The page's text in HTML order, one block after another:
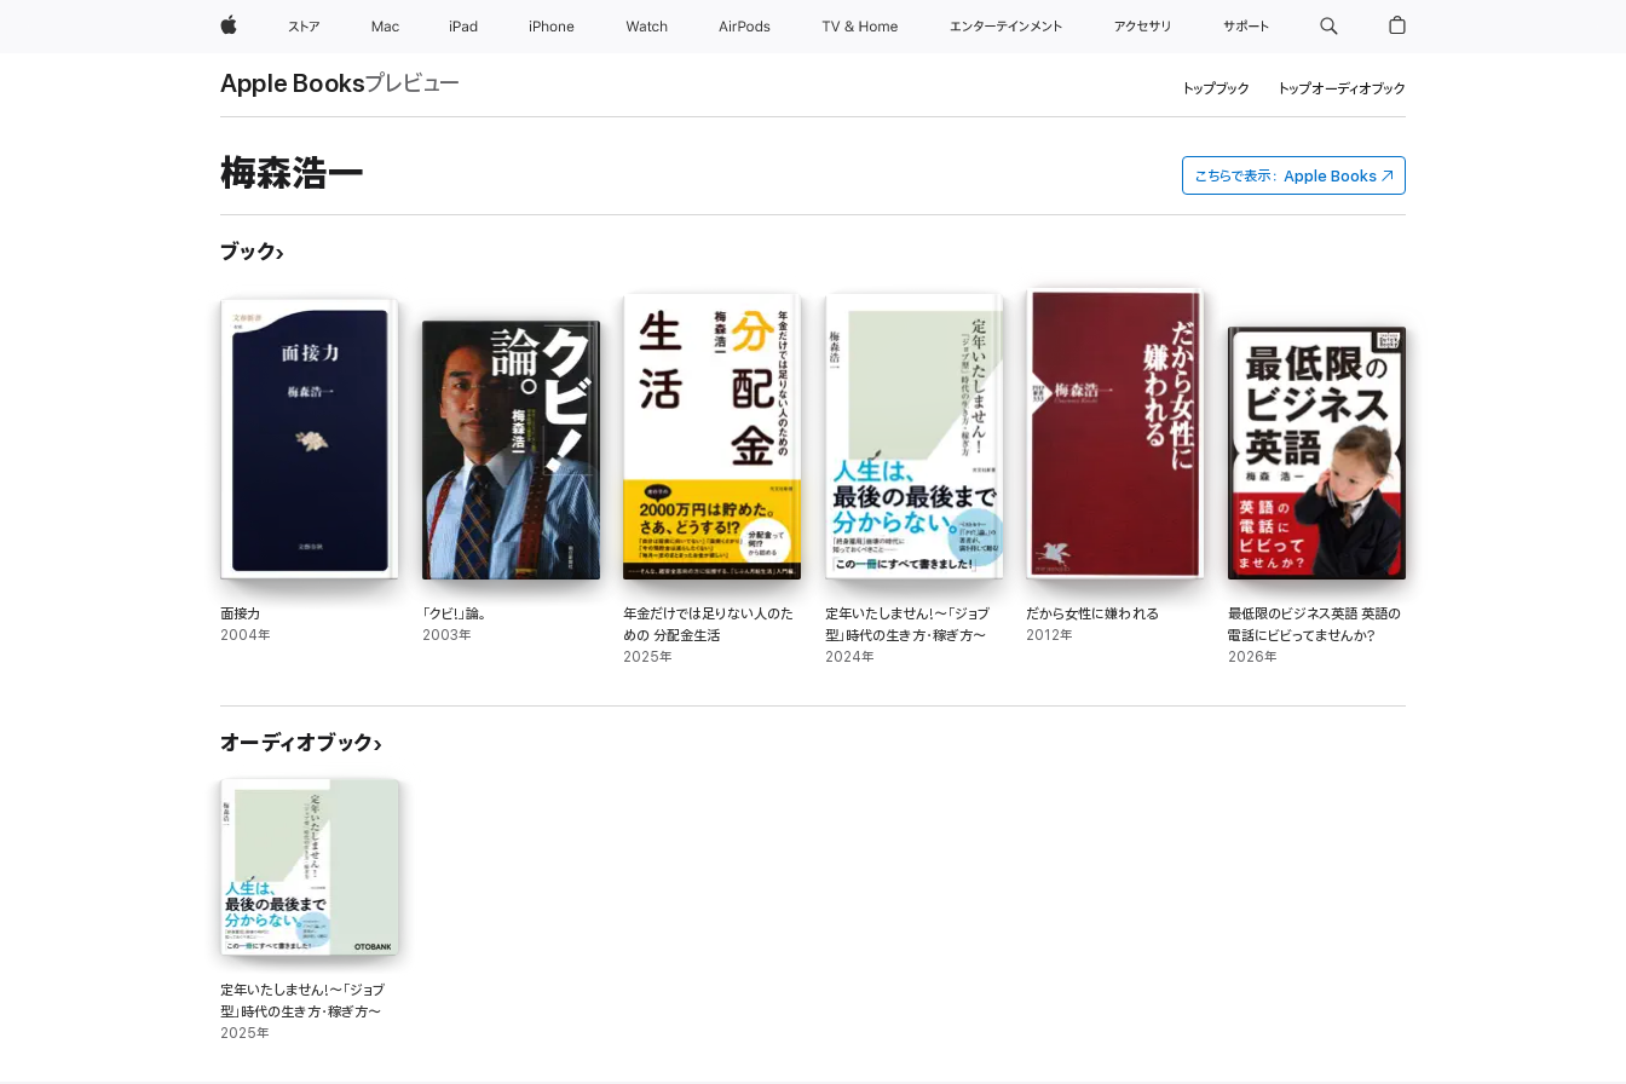
Appleストア Mac iPad iPhone Watch AirPods TV & Home エンターテインメント アクセサリ サポート
Apple Booksプレビュー トップブック トップオーディオブック
梅森浩一 こちらで表示： Apple Books
ブック
面接力
2004年
「クビ!」論。
2003年
年金だけでは足りない人のた
めの 分配金生活
2025年
定年いたしません!～「ジョブ
型」時代の生き方・稼ぎ方～
2024年
だから女性に嫌われる
2012年
最低限のビジネス英語 英語の
電話にビビってませんか?
2026年
オーディオブック
定年いたしません!～「ジョブ
型」時代の生き方・稼ぎ方～
2025年